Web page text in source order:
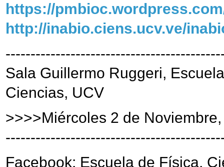
https://
http://inabio.ciens.ucv.ve/
Sala Guillermo Ruggeri,
Ciencias, UCV
>>>>Miércoles 2 de
Facebook: Escuela de Física,